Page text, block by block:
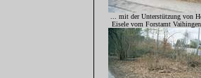
... mit der Unterstützung von
Eisele vom Forstamt